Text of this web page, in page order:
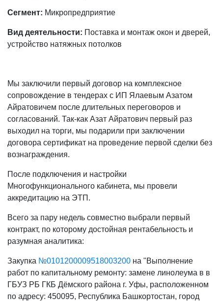
Сегмент: Микропредприятие
Вид деятельности: Поставка и монтаж окон и дверей,
устройство натяжных потолков
Мы заключили первый договор на комплексное
сопровождение в тендерах с ИП Ялаевым Азатом
Айратовичем после длительных переговоров и
согласований. Так-как Азат Айратович первый раз
выходил на торги, мы подарили при заключении
договора сертификат на проведение первой сделки без
вознаграждения.
После подключения и настройки
Многофункционального кабинета, мы провели
аккредитацию на ЭТП.
Всего за пару недель совместно выбрали первый
контракт, по которому достойная рентабельность и
разумная аналитика:
Закупка №0101200009518003200 на "Выполнение
работ по капитальному ремонту: замене линолеума в в
ГБУЗ РБ ГКБ Дёмского района г. Уфы, расположенном
по адресу: 450095, Республика Башкортостан, город